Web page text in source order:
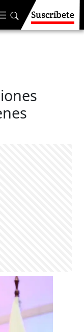
Suscríbete